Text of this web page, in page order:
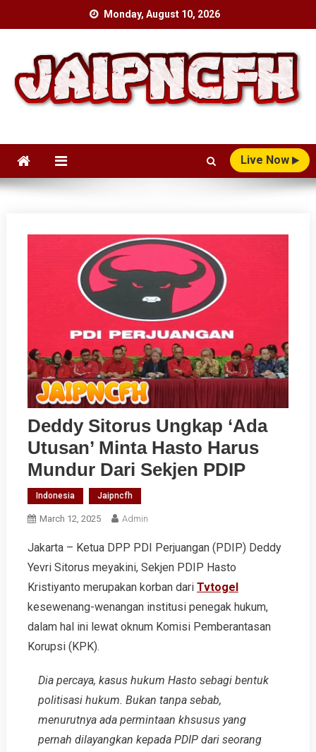
Monday, August 10, 2026
Live Now
Deddy Sitorus Ungkap ‘Ada
Utusan’ Minta Hasto Harus
Mundur Dari Sekjen PDIP
Indonesia Jaipncfh
March 12, 2025 Admin
Jakarta – Ketua DPP PDI Perjuangan (PDIP) Deddy
Yevri Sitorus meyakini, Sekjen PDIP Hasto
Kristiyanto merupakan korban dari Tvtogel
kesewenang-wenangan institusi penegak hukum,
dalam hal ini lewat oknum Komisi Pemberantasan
Korupsi (KPK).
Dia percaya, kasus hukum Hasto sebagi bentuk
politisasi hukum. Bukan tanpa sebab,
menurutnya ada permintaan khsusus yang
pernah dilayangkan kepada PDIP dari seorang